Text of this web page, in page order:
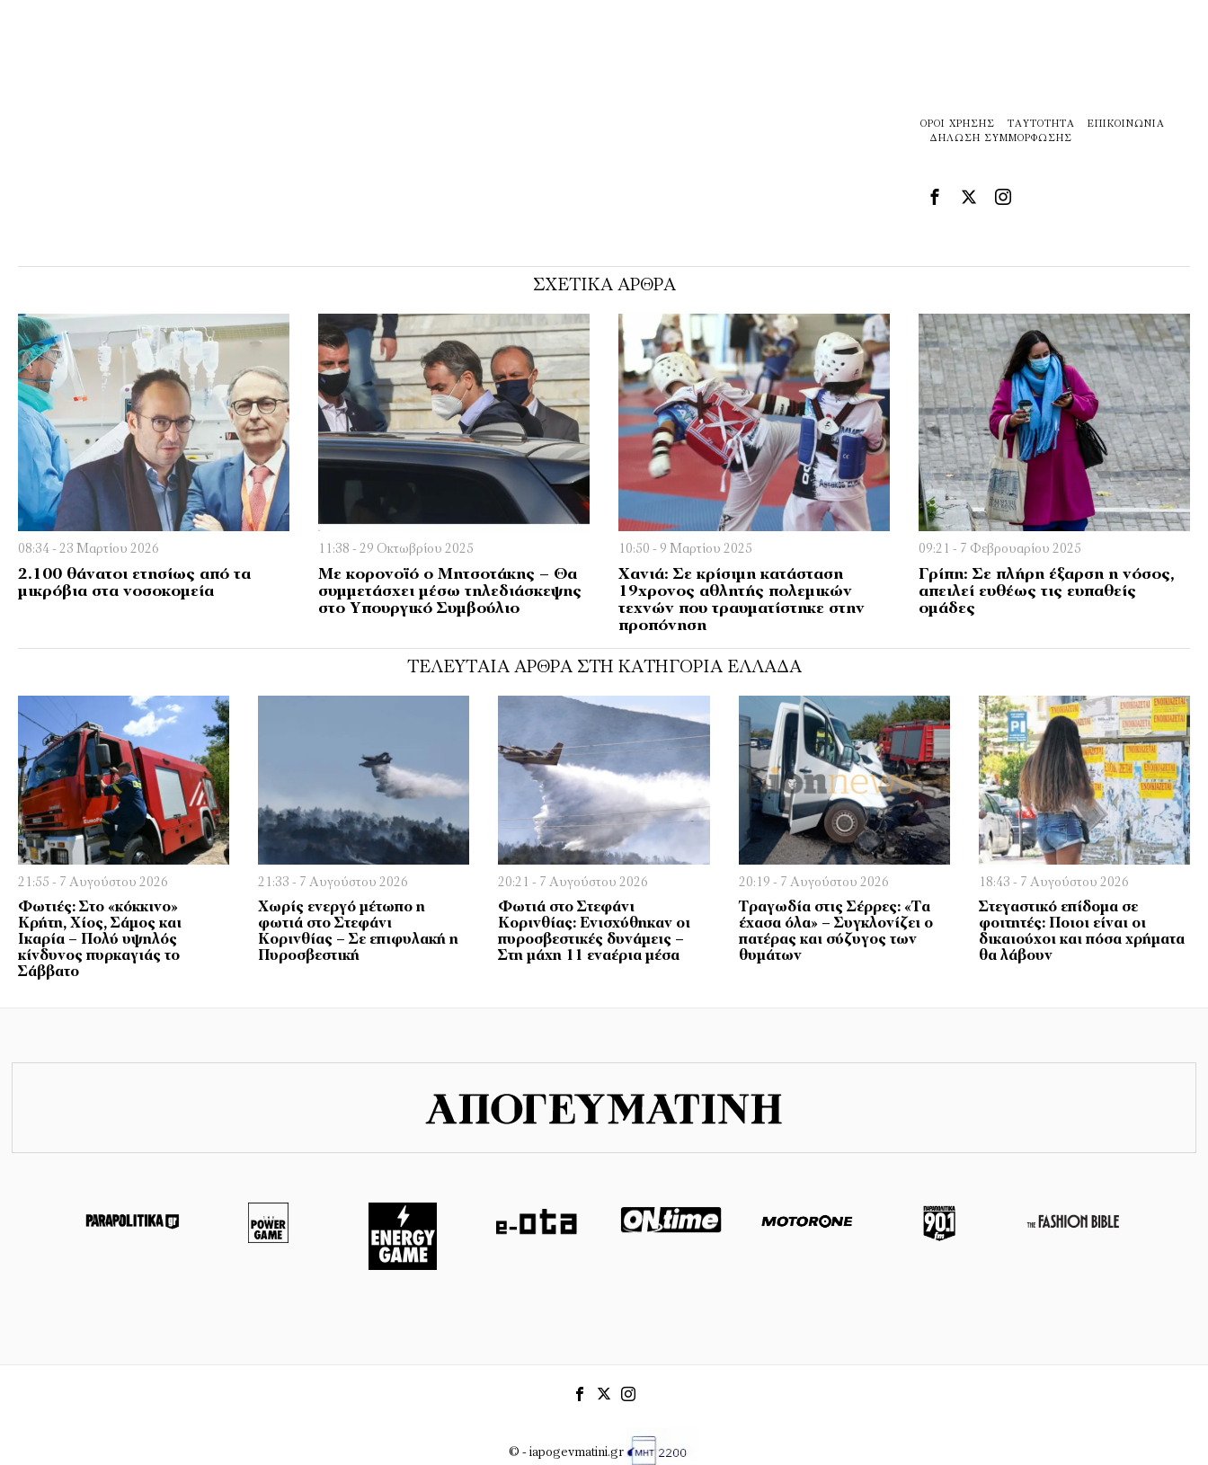
ΌΡΟΙ ΧΡΉΣΗΣ ΤΑΥΤΌΤΗΤΑ
ΕΠΙΚΟΙΝΩΝΊΑ
ΔΉΛΩΣΗ ΣΥΜΜΌΡΦΩΣΗΣ
ΣΧΕΤΙΚΑ ΑΡΘΡΑ
08:34 - 23 Μαρτίου 2026
2.100 θάνατοι ετησίως από τα
μικρόβια στα νοσοκομεία
11:38 - 29 Οκτωβρίου 2025
Με κορονοϊό ο Μητσοτάκης – Θα
συμμετάσχει μέσω τηλεδιάσκεψης
στο Υπουργικό Συμβούλιο
10:50 - 9 Μαρτίου 2025
Χανιά: Σε κρίσιμη κατάσταση
19χρονος αθλητής πολεμικών
τεχνών που τραυματίστηκε στην
προπόνηση
09:21 - 7 Φεβρουαρίου 2025
Γρίπη: Σε πλήρη έξαρση η νόσος,
απειλεί ευθέως τις ευπαθείς
ομάδες
ΤΕΛΕΥΤΑΊΑ ΆΡΘΡΑ ΣΤΗ ΚΑΤΗΓΟΡΊΑ ΕΛΛΆΔΑ
21:55 - 7 Αυγούστου 2026
Φωτιές: Στο «κόκκινο»
Κρήτη, Χίος, Σάμος και
Ικαρία – Πολύ υψηλός
κίνδυνος πυρκαγιάς το
Σάββατο
21:33 - 7 Αυγούστου 2026
Χωρίς ενεργό μέτωπο η
φωτιά στο Στεφάνι
Κορινθίας – Σε επιφυλακή η
Πυροσβεστική
20:21 - 7 Αυγούστου 2026
Φωτιά στο Στεφάνι
Κορινθίας: Ενισχύθηκαν οι
πυροσβεστικές δυνάμεις –
Στη μάχη 11 εναέρια μέσα
20:19 - 7 Αυγούστου 2026
Τραγωδία στις Σέρρες: «Τα
έχασα όλα» – Συγκλονίζει ο
πατέρας και σύζυγος των
θυμάτων
18:43 - 7 Αυγούστου 2026
Στεγαστικό επίδομα σε
φοιτητές: Ποιοι είναι οι
δικαιούχοι και πόσα χρήματα
θα λάβουν
© - iapogevmatini.gr